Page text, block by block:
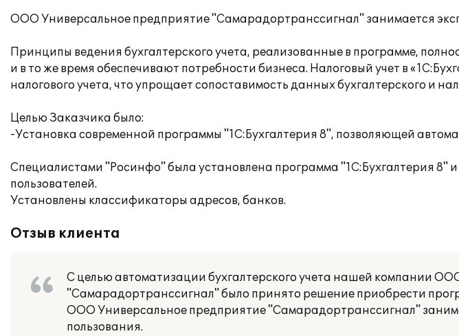
ООО Универсальное предприятие "Самарадортранссигнал" занимается
Принципы ведения бухгалтерского учета, реализованные в программе,
и в то же время обеспечивают потребности бизнеса. Налоговый учет в
налогового учета, что упрощает сопоставимость данных бухгалтерского и
Целью Заказчика было:
-Установка современной программы "1С:Бухгалтерия 8", позволяющей
Специалистами "Росинфо" была установлена программа "1С:Бухгалтерия 8"
пользователей.
Установлены классификаторы адресов, банков.
Отзыв клиента
С целью автоматизации бухгалтерского учета нашей компании
"Самарадортранссигнал" было принято решение приобрести
ООО Универсальное предприятие "Самарадортранссигнал"
пользования.